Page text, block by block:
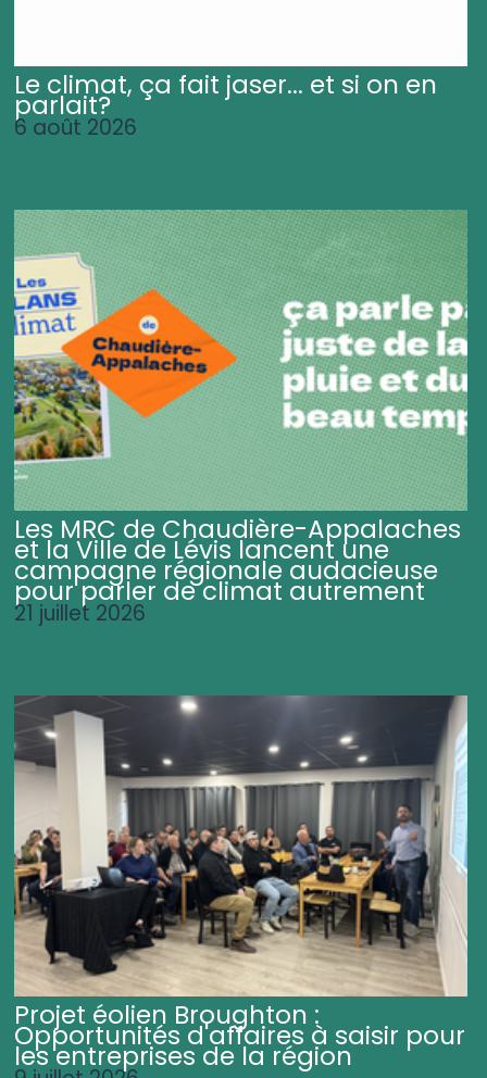
Le climat, ça fait jaser... et si on en
parlait?
6 août 2026
Les MRC de Chaudière-Appalaches
et la Ville de Lévis lancent une
campagne régionale audacieuse
pour parler de climat autrement
21 juillet 2026
Projet éolien Broughton :
Opportunités d'affaires à saisir pour
les entreprises de la région